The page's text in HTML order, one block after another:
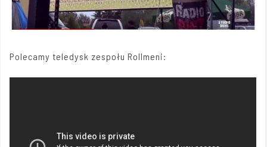
Polecamy teledysk zespołu Rollmeni: